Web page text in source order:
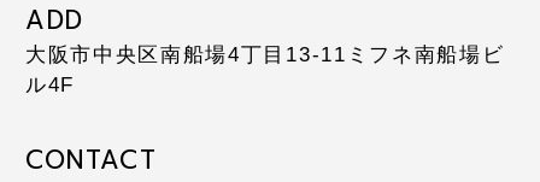
ADD
大阪市中央区南船場4丁目13-11 ミフネ南船場ビ
ル4F
CONTACT